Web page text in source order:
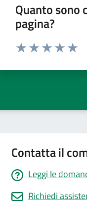
Quanto sono
pagina?
Valuta da 1 a 5 stelle la
Contatta il
Leggi le
Richiedi